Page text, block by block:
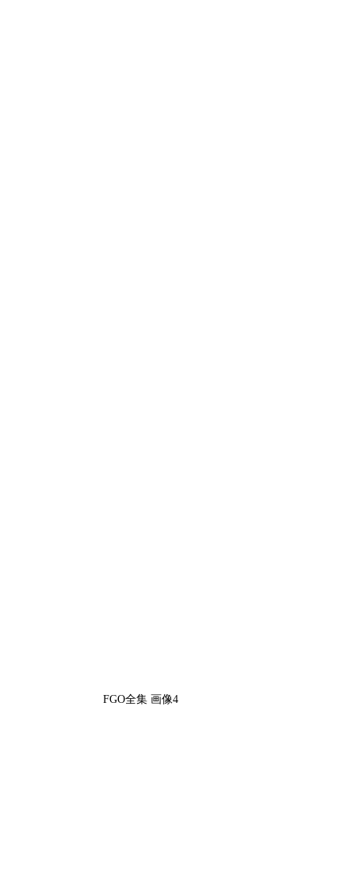
FGO全集 画像4